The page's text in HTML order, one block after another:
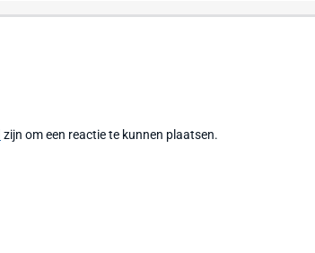
zijn om een reactie te kunnen plaatsen.